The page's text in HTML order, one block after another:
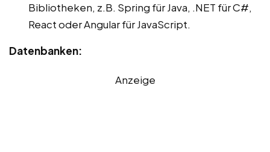
Bibliotheken, z.B. Spring für Java, .NET für C#,
React oder Angular für JavaScript.
Datenbanken:
Anzeige